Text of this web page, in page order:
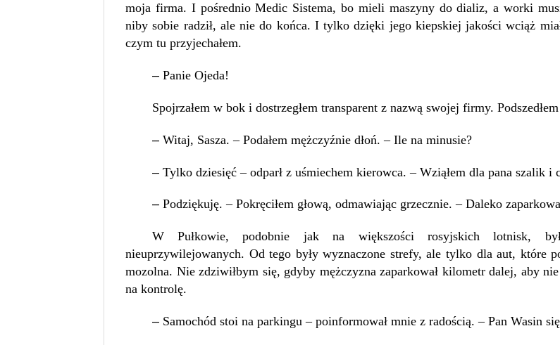
moja firma. I pośrednio Medic Sistema, bo mieli maszyny do dializ, a worki
niby sobie radził, ale nie do końca. I tylko dzięki jego kiepskiej jakości wciąż
czym tu przyjechałem.
– Panie Ojeda!
Spojrzałem w bok i dostrzegłem transparent z nazwą swojej firmy.
– Witaj, Sasza. – Podałem mężczyźnie dłoń. – Ile na minusie?
– Tylko dziesięć – odparł z uśmiechem kierowca. – Wziąłem dla pana szalik i
– Podziękuję. – Pokręciłem głową, odmawiając grzecznie. – Daleko
W Pułkowie, podobnie jak na większości rosyjskich lotnisk,
nieuprzywilejowanych. Od tego były wyznaczone strefy, ale tylko dla aut, które
mozolna. Nie zdziwiłbym się, gdyby mężczyzna zaparkował kilometr dalej, aby
na kontrolę.
– Samochód stoi na parkingu – poinformował mnie z radością. – Pan Wasin